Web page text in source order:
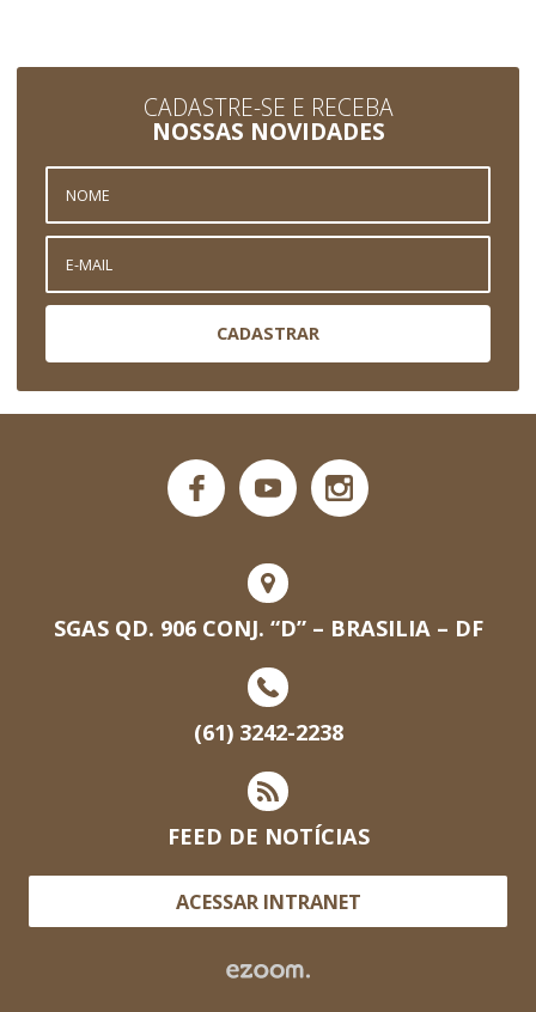
CADASTRE-SE E RECEBA
NOSSAS NOVIDADES
CADASTRAR
SGAS QD. 906 CONJ. “D” – BRASILIA – DF
(61) 3242-2238
FEED DE NOTÍCIAS
ACESSAR INTRANET